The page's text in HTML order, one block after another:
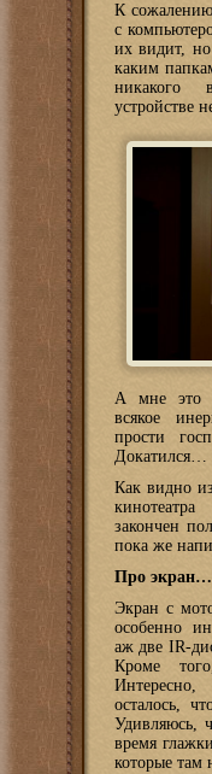
К
с
их видит, но
каким
никакого
устройстве
А мне это
всякое
прости
Докатился…
Как видно
закончен
пока же
Про экран…
Экран с
особенно
аж две IR-
Кроме
осталось,
Удивляюсь,
время
которые